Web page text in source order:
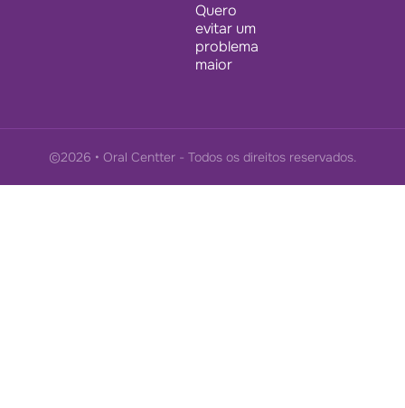
Quero
evitar um
problema
maior
©2026 • Oral Centter - Todos os direitos reservados.